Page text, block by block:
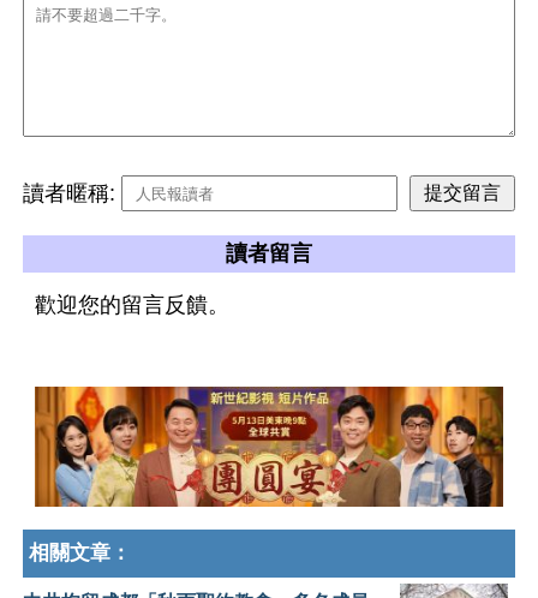
讀者暱稱:
讀者留言
歡迎您的留言反饋。
相關文章：